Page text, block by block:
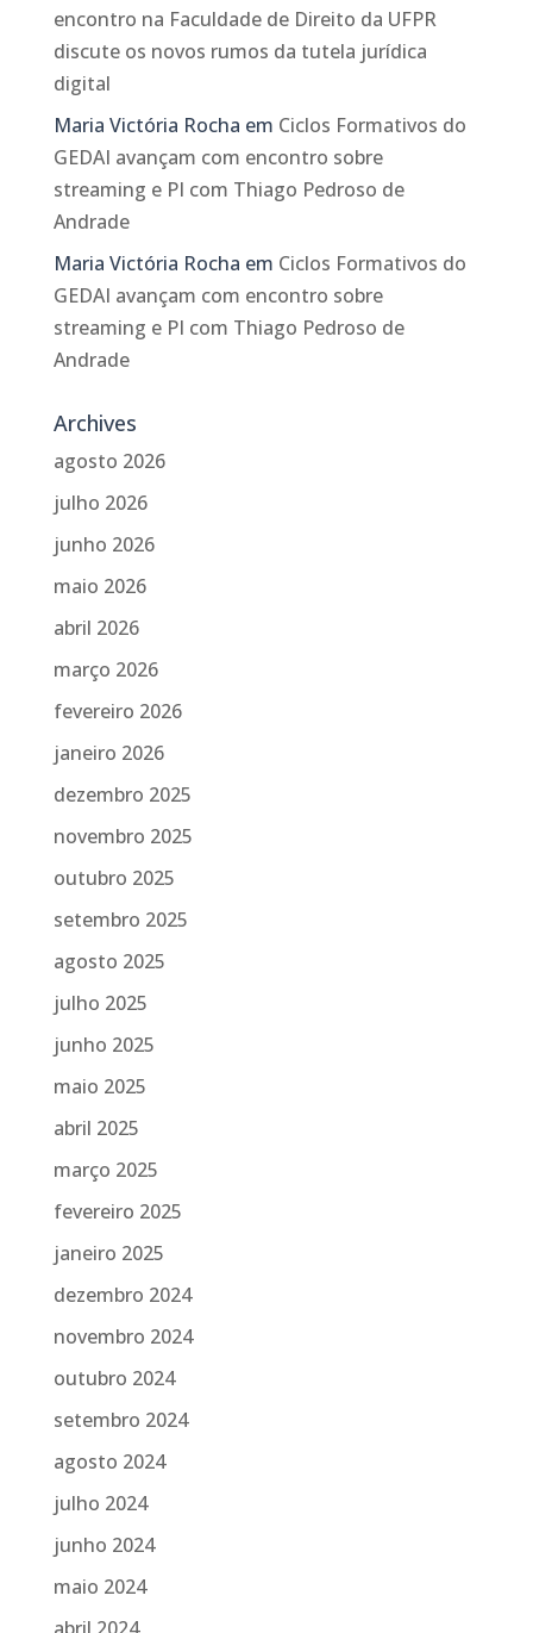
encontro na Faculdade de Direito da UFPR
discute os novos rumos da tutela jurídica
digital
Maria Victória Rocha em Ciclos Formativos do
GEDAI avançam com encontro sobre
streaming e PI com Thiago Pedroso de
Andrade
Maria Victória Rocha em Ciclos Formativos do
GEDAI avançam com encontro sobre
streaming e PI com Thiago Pedroso de
Andrade
Archives
agosto 2026
julho 2026
junho 2026
maio 2026
abril 2026
março 2026
fevereiro 2026
janeiro 2026
dezembro 2025
novembro 2025
outubro 2025
setembro 2025
agosto 2025
julho 2025
junho 2025
maio 2025
abril 2025
março 2025
fevereiro 2025
janeiro 2025
dezembro 2024
novembro 2024
outubro 2024
setembro 2024
agosto 2024
julho 2024
junho 2024
maio 2024